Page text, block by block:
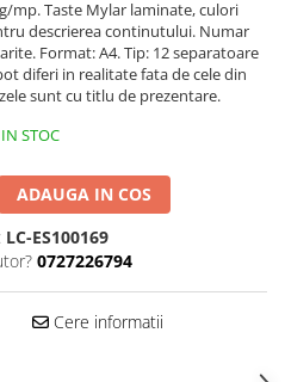
mp. Taste Mylar laminate, culori
descrierea continutului. Numar
Format: A4. Tip: 12 separatoare
diferi in realitate fata de cele din
sunt cu titlu de prezentare.
IN STOC
ADAUGA IN COS
LC-ES100169
0727226794
Cere informatii